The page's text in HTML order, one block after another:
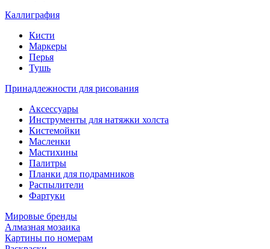
Каллиграфия
Кисти
Маркеры
Перья
Тушь
Принадлежности для рисования
Аксессуары
Инструменты для натяжки холста
Кистемойки
Масленки
Мастихины
Палитры
Планки для подрамников
Распылители
Фартуки
Мировые бренды
Алмазная мозаика
Картины по номерам